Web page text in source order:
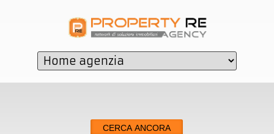
CERCA ANCORA